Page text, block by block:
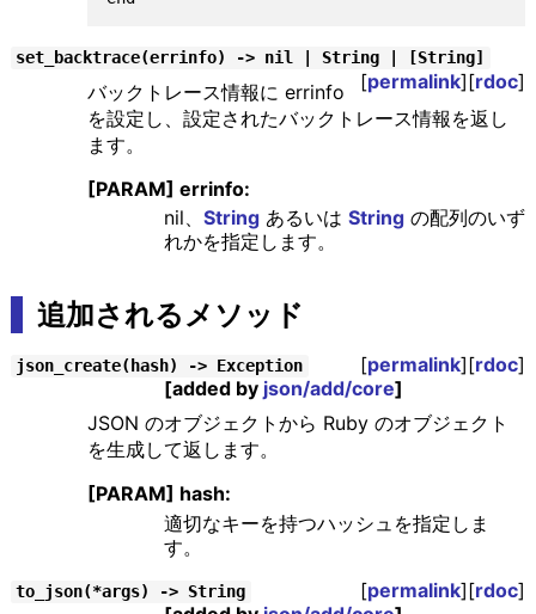
set_backtrace(errinfo) -> nil | String | [String]
[permalink][rdoc]
バックトレース情報に errinfo
を設定し、設定されたバックトレース情報を返し
ます。
[PARAM] errinfo:
nil、 Stringあるいは Stringの配列のいず
れかを指定します。
追加されるメソッド
json_create(hash) -> Exception [permalink][rdoc]
[added by json/add/core]
JSON のオブジェクトから Ruby のオブジェクト
を生成して返します。
[PARAM] hash:
適切なキーを持つハッシュを指定しま
す。
to_json(*args) -> String [permalink][rdoc]